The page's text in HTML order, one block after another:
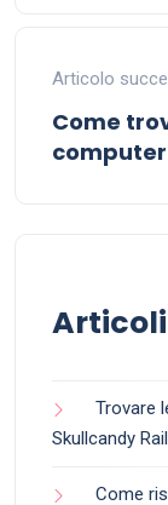
Articolo
Come
computer
Trovare
Skullcandy
Come